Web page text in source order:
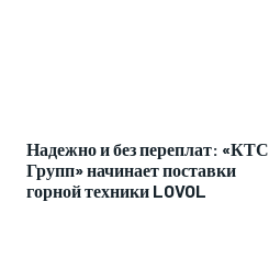
Надежно и без переплат: «КТС
Групп» начинает поставки
горной техники LOVOL